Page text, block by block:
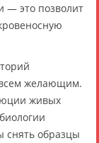
— это позволит
всем желающим.
живых
снять образцы